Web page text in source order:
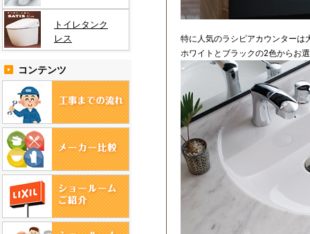
特に人気のラシピアカウンターは
ホワイトとブラックの2色からお
トイレタンク
レス
コンテンツ